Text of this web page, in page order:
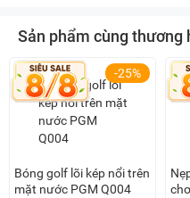
Sản phẩm cùng thương
-25%
Bóng golf lõi kép nổi trên
mặt nước PGM Q004